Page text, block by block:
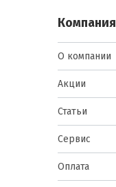
Компания
О компании
Акции
Статьи
Сервис
Оплата